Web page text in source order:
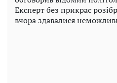
Експерт без прикрас
вчора здавалися